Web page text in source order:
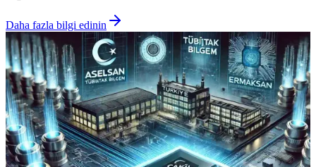
Daha fazla bilgi edinin